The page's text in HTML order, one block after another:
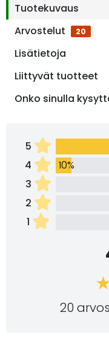
Tuotekuvaus
Arvostelut
20
Lisätietoja
Liittyvät tuotteet
Onko sinulla
5
4
10%
3
2
1
20